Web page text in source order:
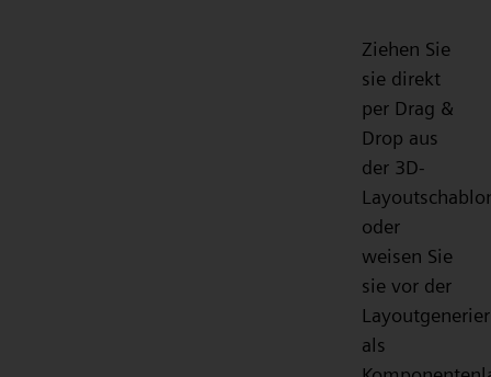
Ziehen Sie
sie direkt
per Drag &
Drop aus
der 3D-
oder
weisen Sie
sie vor der
als